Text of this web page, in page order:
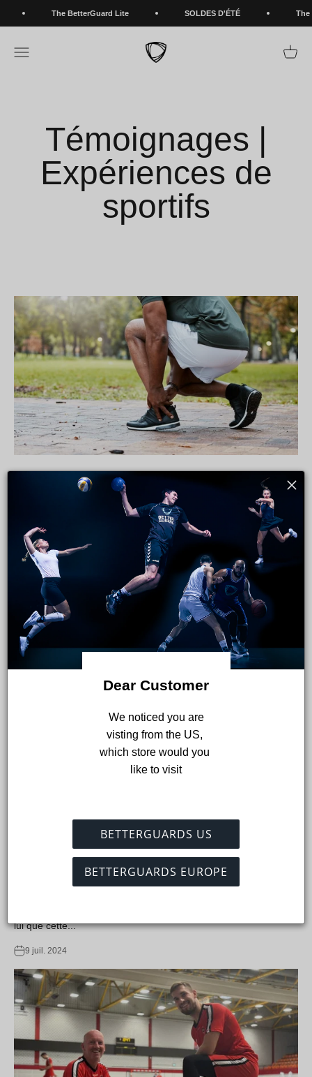
The BetterGuard Lite SOLDES D'ÉTÉ The
Ouvrir la navigation
BETTERGUARDS
Voir
Témoignages |
Expériences de
sportifs
Conséquences à long terme d'une rupture ligamentaire à
la cheville : comment protéger ton avenir sportif
Un petit faux pas, une douleur aiguë, et c'est
déjà trop tard : rupture ligamentaire.
Beaucoup d'athlètes commettent alors l'erreur
de sous-estimer la blessure dès que la
douleur initiale s'es...
19 févr. 2026
Nils Lichtlein aux Championnats d'Europe de handball 2026
avec le BetterGuard
Nils teste notre système Betterguards depuis de nombreuses
lui que cette...
9 juil. 2024
Dear Customer
visting from the US,
which store would you
like to visit
BETTERGUARDS US
BETTERGUARDS EUROPE